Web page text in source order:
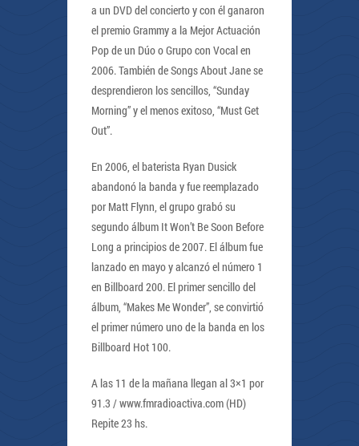
a un DVD del concierto y con él ganaron
el premio Grammy a la Mejor Actuación
Pop de un Dúo o Grupo con Vocal en
2006. También de Songs About Jane se
desprendieron los sencillos, “Sunday
Morning” y el menos exitoso, “Must Get
Out”.
En 2006, el baterista Ryan Dusick
abandonó la banda y fue reemplazado
por Matt Flynn, el grupo grabó su
segundo álbum It Won’t Be Soon Before
Long a principios de 2007. El álbum fue
lanzado en mayo y alcanzó el número 1
en Billboard 200. El primer sencillo del
álbum, “Makes Me Wonder”, se convirtió
el primer número uno de la banda en los
Billboard Hot 100.
A las 11 de la mañana llegan al 3×1 por
91.3 / www.fmradioactiva.com (HD)
Repite 23 hs.